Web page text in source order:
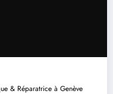
& Réparatrice à Genève